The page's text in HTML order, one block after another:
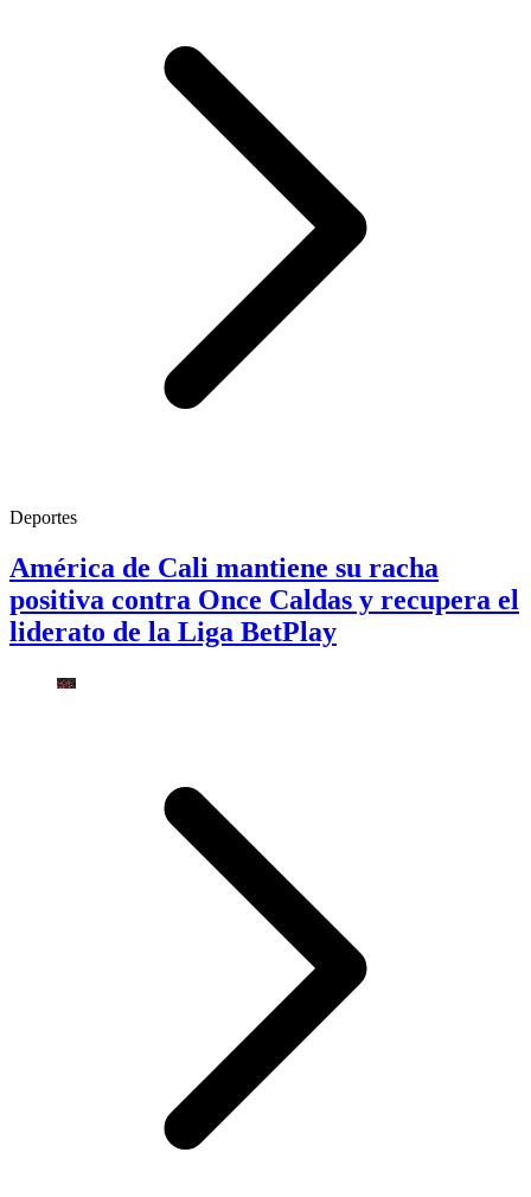
Deportes
América de Cali mantiene su racha
positiva contra Once Caldas y recupera el
liderato de la Liga BetPlay